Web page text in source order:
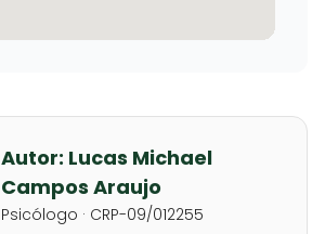
Autor: Lucas Michael
Campos Araujo
Psicólogo · CRP-09/012255